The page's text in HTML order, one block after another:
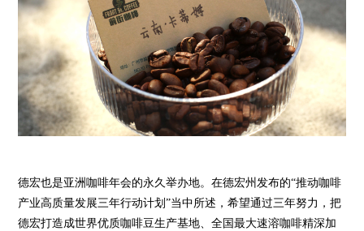
德宏也是亚洲咖啡年会的永久举办地。在德宏州发布的“推动咖啡
产业高质量发展三年行动计划”当中所述，希望通过三年努力，把
德宏打造成世界优质咖啡豆生产基地、全国最大速溶咖啡精深加